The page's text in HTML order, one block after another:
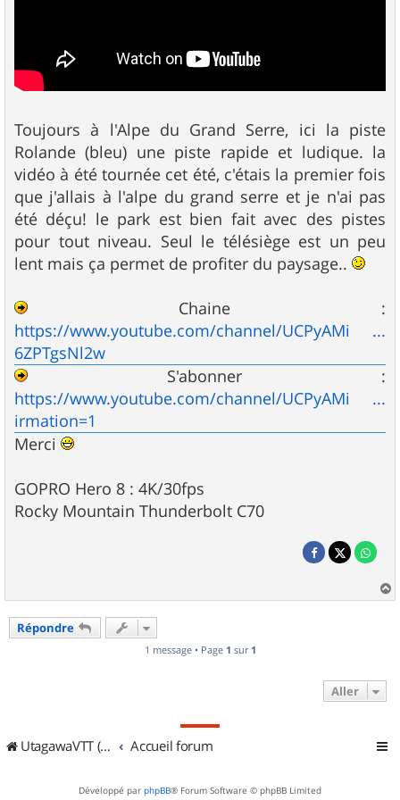
Toujours à l'Alpe du Grand Serre, ici la piste
Rolande (bleu) une piste rapide et ludique. la
vidéo à été tournée cet été, c'étais la premier fois
que j'allais à l'alpe du grand serre et je n'ai pas
été déçu! le park est bien fait avec des pistes
pour tout niveau. Seul le télésiège est un peu
lent mais ça permet de profiter du paysage..
Chaine :
https://www.youtube.com/channel/UCPyAMi ...
6ZPTgsNl2w
S'abonner :
https://www.youtube.com/channel/UCPyAMi ...
irmation=1
Merci
GOPRO Hero 8 : 4K/30fps
Rocky Mountain Thunderbolt C70
a
Répondre
1 message • Page 1 sur 1
Aller
UtagawaVTT (Randos VTT et VTTAE avec traces GPS) Accueil forum
Développé par phpBB® Forum Software © phpBB Limited